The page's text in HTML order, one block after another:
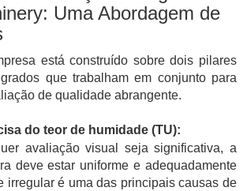
Uma Abordagem de
está construído sobre dois pilares
que trabalham em conjunto para
de qualidade abrangente.
do teor de humidade (TU):
avaliação visual seja significativa, a
deve estar uniforme e adequadamente
irregular é uma das principais causas de